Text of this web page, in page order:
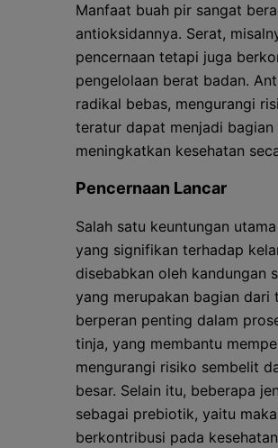
Manfaat buah pir sangat
antioksidannya. Serat,
pencernaan tetapi juga
pengelolaan berat badan.
radikal bebas, mengurangi
teratur dapat menjadi
meningkatkan kesehatan
Pencernaan Lancar
Salah satu keuntungan
yang signifikan terhadap
disebabkan oleh kandungan
yang merupakan bagian
berperan penting dalam
tinja, yang membantu
mengurangi risiko sembelit
besar. Selain itu, beberapa
sebagai prebiotik, yaitu
berkontribusi pada